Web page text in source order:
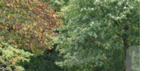
12:06:38